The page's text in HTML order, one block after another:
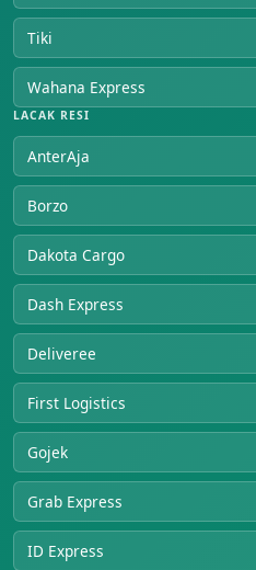
Tiki
Wahana Express
LACAK RESI
AnterAja
Borzo
Dakota Cargo
Dash Express
Deliveree
First Logistics
Gojek
Grab Express
ID Express